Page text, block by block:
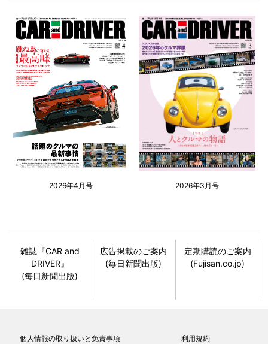
2026年4月号 2026年3月号
雑誌『CAR and
DRIVER』
(毎日新聞出版)
広告掲載のご案内
(毎日新聞出版)
定期購読のご案内
(Fujisan.co.jp)
個人情報の取り扱いと免責事項 利用規約